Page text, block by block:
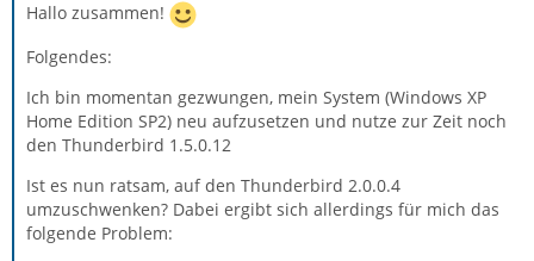
Hallo zusammen!
Folgendes:
Ich bin momentan gezwungen, mein System (Windows XP
Home Edition SP2) neu aufzusetzen und nutze zur Zeit noch
den Thunderbird 1.5.0.12
Ist es nun ratsam, auf den Thunderbird 2.0.0.4
umzuschwenken? Dabei ergibt sich allerdings für mich das
folgende Problem: